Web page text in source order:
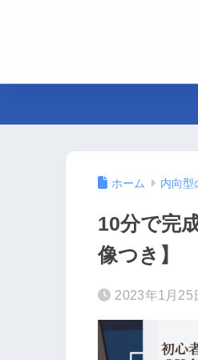
ホーム 内向型
10分で完
像つき】
2023年1月25